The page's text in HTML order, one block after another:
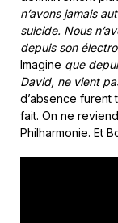
n’avons jamais
suicide. Nous
depuis son
Imagine que
David, ne vient
d’absence furent
fait. On ne
Philharmonie. Et